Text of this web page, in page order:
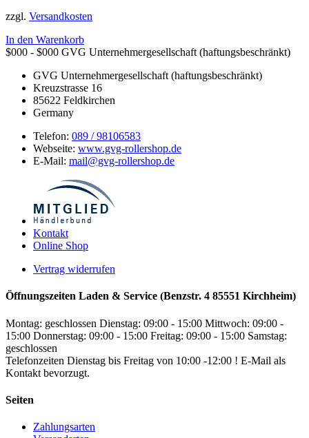
zzgl. Versandkosten
In den Warenkorb
$000 - $000 GVG Unternehmergesellschaft (haftungsbeschränkt)
GVG Unternehmergesellschaft (haftungsbeschränkt)
Kreuzstrasse 16
85622 Feldkirchen
Germany
Telefon: 089 / 98106583
Webseite: www.gvg-rollershop.de
E-Mail: mail@gvg-rollershop.de
Kontakt
Online Shop
Vertrag widerrufen
Öffnungszeiten Laden & Service (Benzstr. 4 85551 Kirchheim)
Montag: geschlossen Dienstag: 09:00 - 15:00 Mittwoch: 09:00 -
15:00 Donnerstag: 09:00 - 15:00 Freitag: 09:00 - 15:00 Samstag:
geschlossen
Telefonzeiten Dienstag bis Freitag von 10:00 -12:00 ! E-Mail als
Kontakt bevorzugt.
Seiten
Zahlungsarten